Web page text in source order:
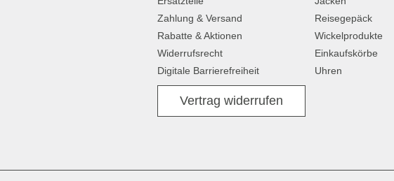
Zahlung & Versand
Rabatte & Aktionen
Widerrufsrecht
Digitale Barrierefreiheit
Vertrag widerrufen
Reisegepäck
Wickelprodukte
Einkaufskörbe
Uhren